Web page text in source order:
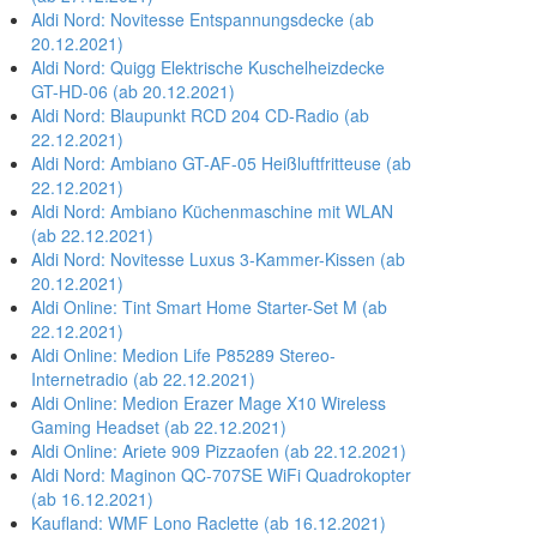
Aldi Nord: Novitesse Entspannungsdecke (ab
20.12.2021)
Aldi Nord: Quigg Elektrische Kuschelheizdecke
GT-HD-06 (ab 20.12.2021)
Aldi Nord: Blaupunkt RCD 204 CD-Radio (ab
22.12.2021)
Aldi Nord: Ambiano GT-AF-05 Heißluftfritteuse (ab
22.12.2021)
Aldi Nord: Ambiano Küchenmaschine mit WLAN
(ab 22.12.2021)
Aldi Nord: Novitesse Luxus 3-Kammer-Kissen (ab
20.12.2021)
Aldi Online: Tint Smart Home Starter-Set M (ab
22.12.2021)
Aldi Online: Medion Life P85289 Stereo-
Internetradio (ab 22.12.2021)
Aldi Online: Medion Erazer Mage X10 Wireless
Gaming Headset (ab 22.12.2021)
Aldi Online: Ariete 909 Pizzaofen (ab 22.12.2021)
Aldi Nord: Maginon QC-707SE WiFi Quadrokopter
(ab 16.12.2021)
Kaufland: WMF Lono Raclette (ab 16.12.2021)